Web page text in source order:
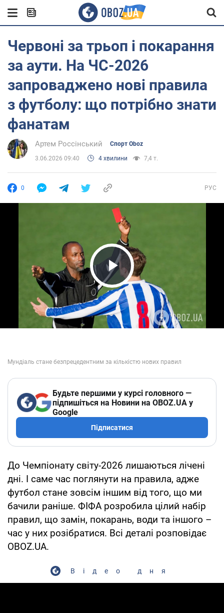
Червоні за трьоп і покарання
за аути. На ЧС-2026
запроваджено нові правила
з футболу: що потрібно знати
фанатам
Артем Россінський Спорт Oboz
3.06.2026 09:40 4 хвилини 7,4 т.
0 РУС
Play Video
Будьте першими у курсі головного —
підпишіться на Новини на OBOZ.UA у
Google
Підписатися
До Чемпіонату світу-2026 лишаються лічені
дні. І саме час поглянути на правила, адже
футбол стане зовсім іншим від того, що ми
бачили раніше. ФІФА розробила цілий набір
правил, що замін, покарань, води та іншого –
час у них розібратися. Всі деталі розповідає
OBOZ.UA.
Відео дня